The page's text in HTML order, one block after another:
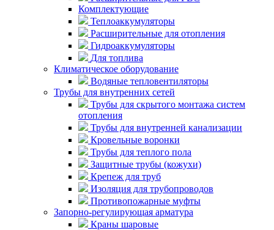
Комплектующие
Теплоаккумуляторы
Расширительные для отопления
Гидроаккумуляторы
Для топлива
Климатическое оборудование
Водяные тепловентиляторы
Трубы для внутренних сетей
Трубы для скрытого монтажа систем
отопления
Трубы для внутренней канализации
Кровельные воронки
Трубы для теплого пола
Защитные трубы (кожухи)
Крепеж для труб
Изоляция для трубопроводов
Противопожарные муфты
Запорно-регулирующая арматура
Краны шаровые